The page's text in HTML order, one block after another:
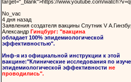
target="_blank">https://www.youtube.com/
No_vac
4 дня назад
Заявления создателя вакцины Спутник V
Александр Гинцбург: "вакцина
обладает 100% эпидемиологической
эффективностью".
Инф-я из официальной инструкции к этой
вакцине:"Клинические исследования по
эпидемиологической эффективности не
проводились".